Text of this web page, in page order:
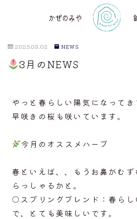
TOP
薬草店
アロマセラピー
骨格調整
2025.03.02 NEWS
3月のNEWS
やっと春らしい陽気になって
早咲きの桜も咲いています。
今月のオススメハーブ
春といえば、、もうお鼻がむ
らっしゃるかと。
○スプリングブレンド：春らし
で、とても美味しいです。